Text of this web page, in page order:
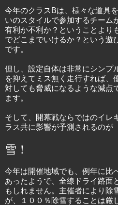
今年のクラスBは、様々な道具
いのスタイルで参加するチーム
有利か不利か？ということより
でどこまでいけるか？という遊
です。
但し、設定自体は非常にシンプ
を抑えてミス無く走行すれば、
対しても脅威になるような減点
ます。
そして、開幕戦ならではのイレ
ラス共に影響が予測されるのが
雪！
今年は開催地域でも、例年に比
あったようで、全線ドライ路面
もしれません。主催者により除
が、１００％除雪することは厳